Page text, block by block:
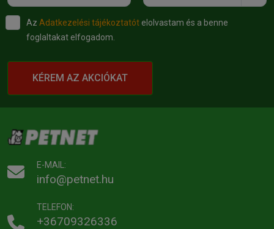
Az Adatkezelési tájékoztatót elolvastam és a benne
foglaltakat elfogadom.
KÉREM AZ AKCIÓKAT
E-MAIL:
info@petnet.hu
TELEFON:
+36709326336